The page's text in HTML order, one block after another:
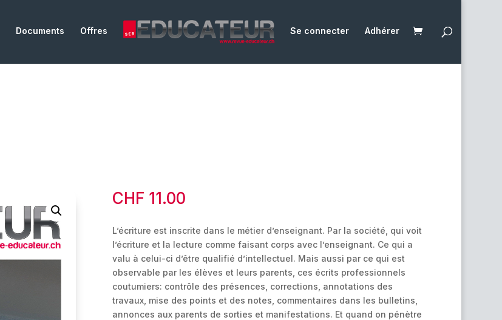
Documents Offres Se connecter Adhérer
CHF 11.00
L’écriture est inscrite dans le métier d’enseignant. Par la société, qui voit
l’écriture et la lecture comme faisant corps avec l’enseignant. Ce qui a
valu à celui-ci d’être qualifié d’intellectuel. Mais aussi par ce qui est
observable par les élèves et leurs parents, ces écrits professionnels
coutumiers: contrôle des présences, corrections, annotations des
travaux, mise des points et des notes, commentaires dans les bulletins,
annonces aux parents de sorties et manifestations. Et quand on pénètre